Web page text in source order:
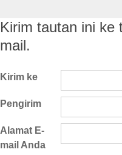
Kirim tautan ini ke
mail.
Kirim ke
Pengirim
Alamat E-
mail Anda